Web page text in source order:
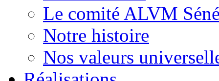
Le comité ALVM
Notre histoire
Nos valeurs